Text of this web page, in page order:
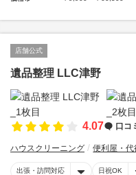
店舗公式
遺品整理 LLC津野
4.07 口コ
ハウスクリーニング 便利屋・代
出張・訪問対応 日祝OK